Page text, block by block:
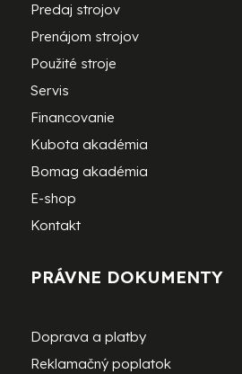
Predaj strojov
Prenájom strojov
Použité stroje
Servis
Financovanie
Kubota akadémia
Bomag akadémia
E-shop
Kontakt
PRÁVNE DOKUMENTY
Doprava a platby
Reklamačný poplatok